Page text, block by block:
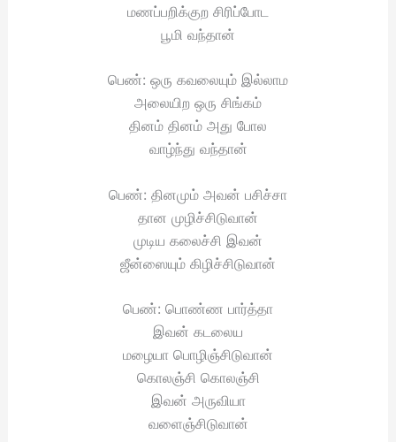
மணப்பறிக்குற சிரிப்போட
பூமி வந்தான்
பெண்: ஒரு கவலையும் இல்லாம
அலையிற ஒரு சிங்கம்
தினம் தினம் அது போல
வாழ்ந்து வந்தான்
பெண்: தினமும் அவன் பசிச்சா
தான முழிச்சிடுவான்
முடிய கலைச்சி இவன்
ஜீன்ஸையும் கிழிச்சிடுவான்
பெண்: பொண்ண பார்த்தா
இவன் கடலைய
மழையா பொழிஞ்சிடுவான்
கொலஞ்சி கொலஞ்சி
இவன் அருவியா
வளைஞ்சிடுவான்